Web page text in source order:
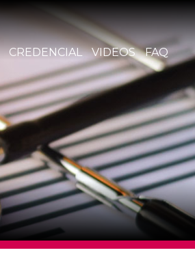
CREDENCIAL VIDEOS FAQ